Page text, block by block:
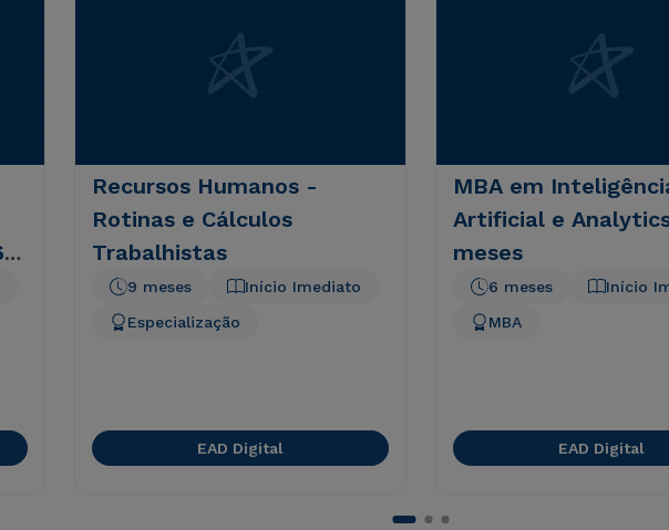
Recursos Humanos -
Rotinas e Cálculos
Trabalhistas
Início Imediato
9 meses
Especialização
EAD Digital
MBA em
Artificial e
meses
Início
6 meses
MBA
EAD Digital